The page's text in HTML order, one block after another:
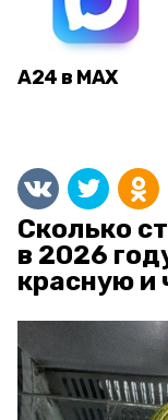
А24 в MAX
Сколько
в 2026
красную и